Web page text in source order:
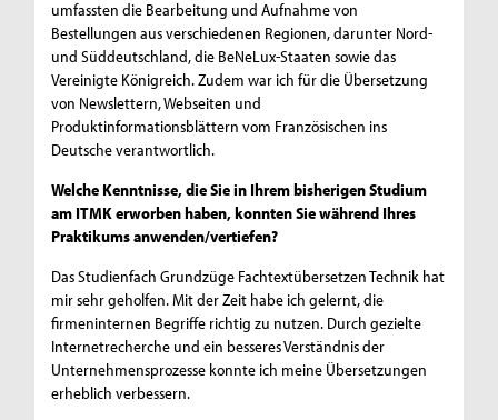
umfassten die Bearbeitung und Aufnahme von
Bestellungen aus verschiedenen Regionen, darunter Nord-
und Süddeutschland, die BeNeLux-Staaten sowie das
Vereinigte Königreich. Zudem war ich für die Übersetzung
von Newslettern, Webseiten und
Produktinformationsblättern vom Französischen ins
Deutsche verantwortlich.
Welche Kenntnisse, die Sie in Ihrem bisherigen Studium
am ITMK erworben haben, konnten Sie während Ihres
Praktikums anwenden/vertiefen?
Das Studienfach Grundzüge Fachtextübersetzen Technik hat
mir sehr geholfen. Mit der Zeit habe ich gelernt, die
firmeninternen Begriffe richtig zu nutzen. Durch gezielte
Internetrecherche und ein besseres Verständnis der
Unternehmensprozesse konnte ich meine Übersetzungen
erheblich verbessern.